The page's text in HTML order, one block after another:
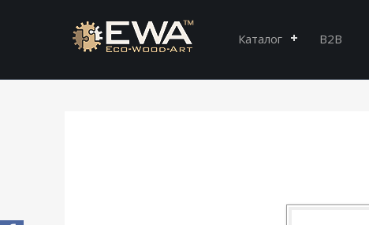
Каталог B2B